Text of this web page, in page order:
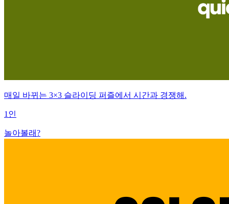
매일 바뀌는 3×3 슬라이딩 퍼즐에서 시간과 경쟁해.
1인
놀아볼래?